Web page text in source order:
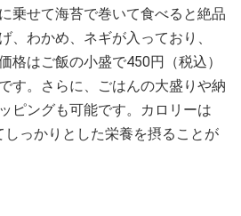
乗せて海苔で巻いて食べると絶品
、わかめ、ネギが入っており、
格はご飯の小盛で450円（税込）
す。さらに、ごはんの大盛りや納
ピングも可能です。カロリーは
っかりとした栄養を摂ることが